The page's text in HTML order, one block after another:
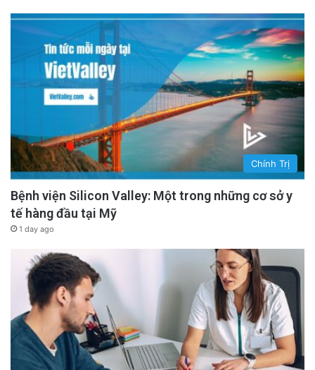
Chính Trị
Bệnh viện Silicon Valley: Một trong những cơ sở y
tế hàng đầu tại Mỹ
1 day ago